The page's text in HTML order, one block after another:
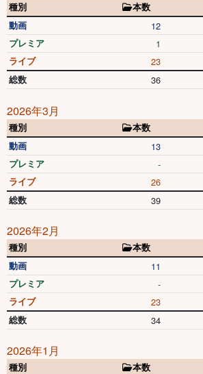
種別 本数
動画
12
プレミア 1
ライブ 23
総数 36
2026年3月
種別 本数
動画
13
プレミア -
ライブ 26
総数 39
2026年2月
種別 本数
動画
11
プレミア -
ライブ 23
総数 34
2026年1月
種別 本数